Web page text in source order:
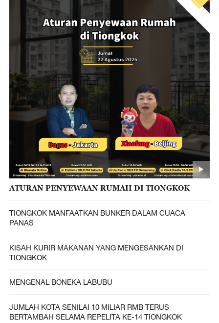
ATURAN PENYEWAAN RUMAH DI TIONGKOK
TIONGKOK MANFAATKAN BUNKER DALAM CUACA
PANAS
KISAH KURIR MAKANAN YANG MENGESANKAN DI
TIONGKOK
MENGENAL BONEKA LABUBU
JUMLAH KOTA SENILAI 10 MILIAR RMB TERUS
BERTAMBAH SELAMA REPELITA KE-14 TIONGKOK